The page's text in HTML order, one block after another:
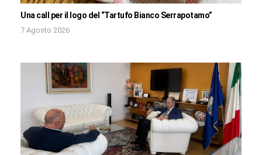
Una call per il logo del “Tartufo Bianco Serrapotamo”
7 Agosto 2026